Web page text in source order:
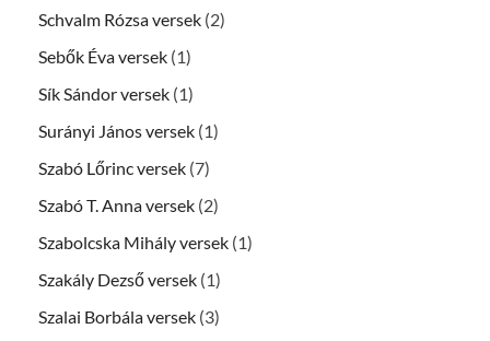
Schvalm Rózsa versek (2)
Sebők Éva versek (1)
Sík Sándor versek (1)
Surányi János versek (1)
Szabó Lőrinc versek (7)
Szabó T. Anna versek (2)
Szabolcska Mihály versek (1)
Szakály Dezső versek (1)
Szalai Borbála versek (3)